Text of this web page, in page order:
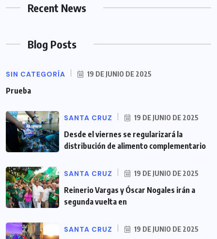
Recent News
Blog Posts
SIN CATEGORÍA 19 DE JUNIO DE 2025
Prueba
SANTA CRUZ 19 DE JUNIO DE 2025
Desde el viernes se regularizará la
distribución de alimento complementario
SANTA CRUZ 19 DE JUNIO DE 2025
Reinerio Vargas y Óscar Nogales irán a
segunda vuelta en
SANTA CRUZ 19 DE JUNIO DE 2025